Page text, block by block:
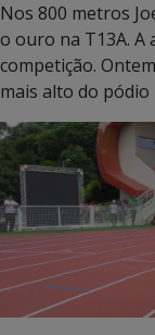
Nos 800 metros
o ouro na T13A. A
competição.
mais alto do